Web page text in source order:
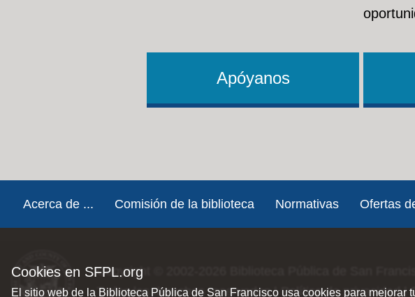
Cookies en SFPL.org
El sitio web de la Biblioteca Pública de San Francisco usa cookies para mejorar
Apóyanos
Footer
Acerca de ... Comisión de la biblioteca Normativas Ofertas
Copyright © 2002-2026
Todos los derechos reservados | Política de privacidad|